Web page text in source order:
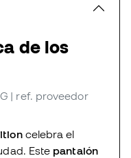
de los
| ref. proveedor
celebra el
Este pantalón